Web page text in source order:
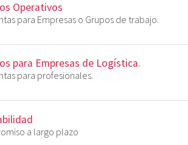
Operativos
para Empresas o Grupos de trabajo.
para Empresas de Logística.
para profesionales.
a largo plazo